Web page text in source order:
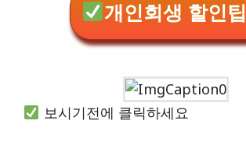
개인회생 할인팁
보시기전에 클릭하세요